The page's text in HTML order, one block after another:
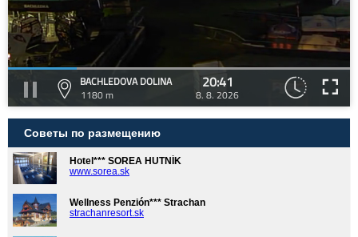
BACHLEDOVA DOLINA
1180 m
20:41
8. 8. 2026
Советы по размещению
Hotel*** SOREA HUTNÍK
www.sorea.sk
Wellness Penzión*** Strachan
strachanresort.sk